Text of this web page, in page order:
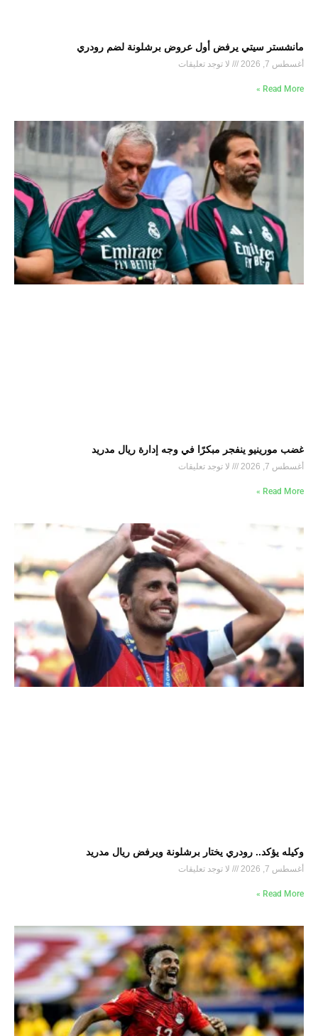
مانشستر سيتي يرفض أول عروض برشلونة لضم رودري
أغسطس 7, 2026 لا توجد تعليقات
Read More »
غضب مورينيو ينفجر مبكرًا في وجه إدارة ريال مدريد
أغسطس 7, 2026 لا توجد تعليقات
Read More »
وكيله يؤكد.. رودري يختار برشلونة ويرفض ريال مدريد
أغسطس 7, 2026 لا توجد تعليقات
Read More »